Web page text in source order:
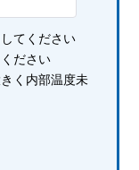
てください
ださい
く内部温度未